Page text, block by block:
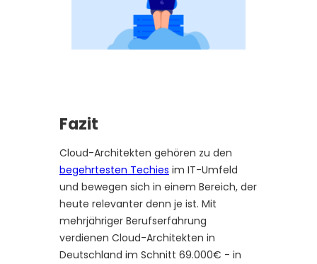
Fazit
Cloud-Architekten gehören zu den
begehrtesten Techies im IT-Umfeld
und bewegen sich in einem Bereich, der
heute relevanter denn je ist. Mit
mehrjähriger Berufserfahrung
verdienen Cloud-Architekten in
Deutschland im Schnitt 69.000€ - in